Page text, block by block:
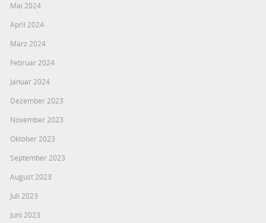
Mai 2024
April 2024
März 2024
Februar 2024
Januar 2024
Dezember 2023
November 2023
Oktober 2023
September 2023
August 2023
Juli 2023
Juni 2023